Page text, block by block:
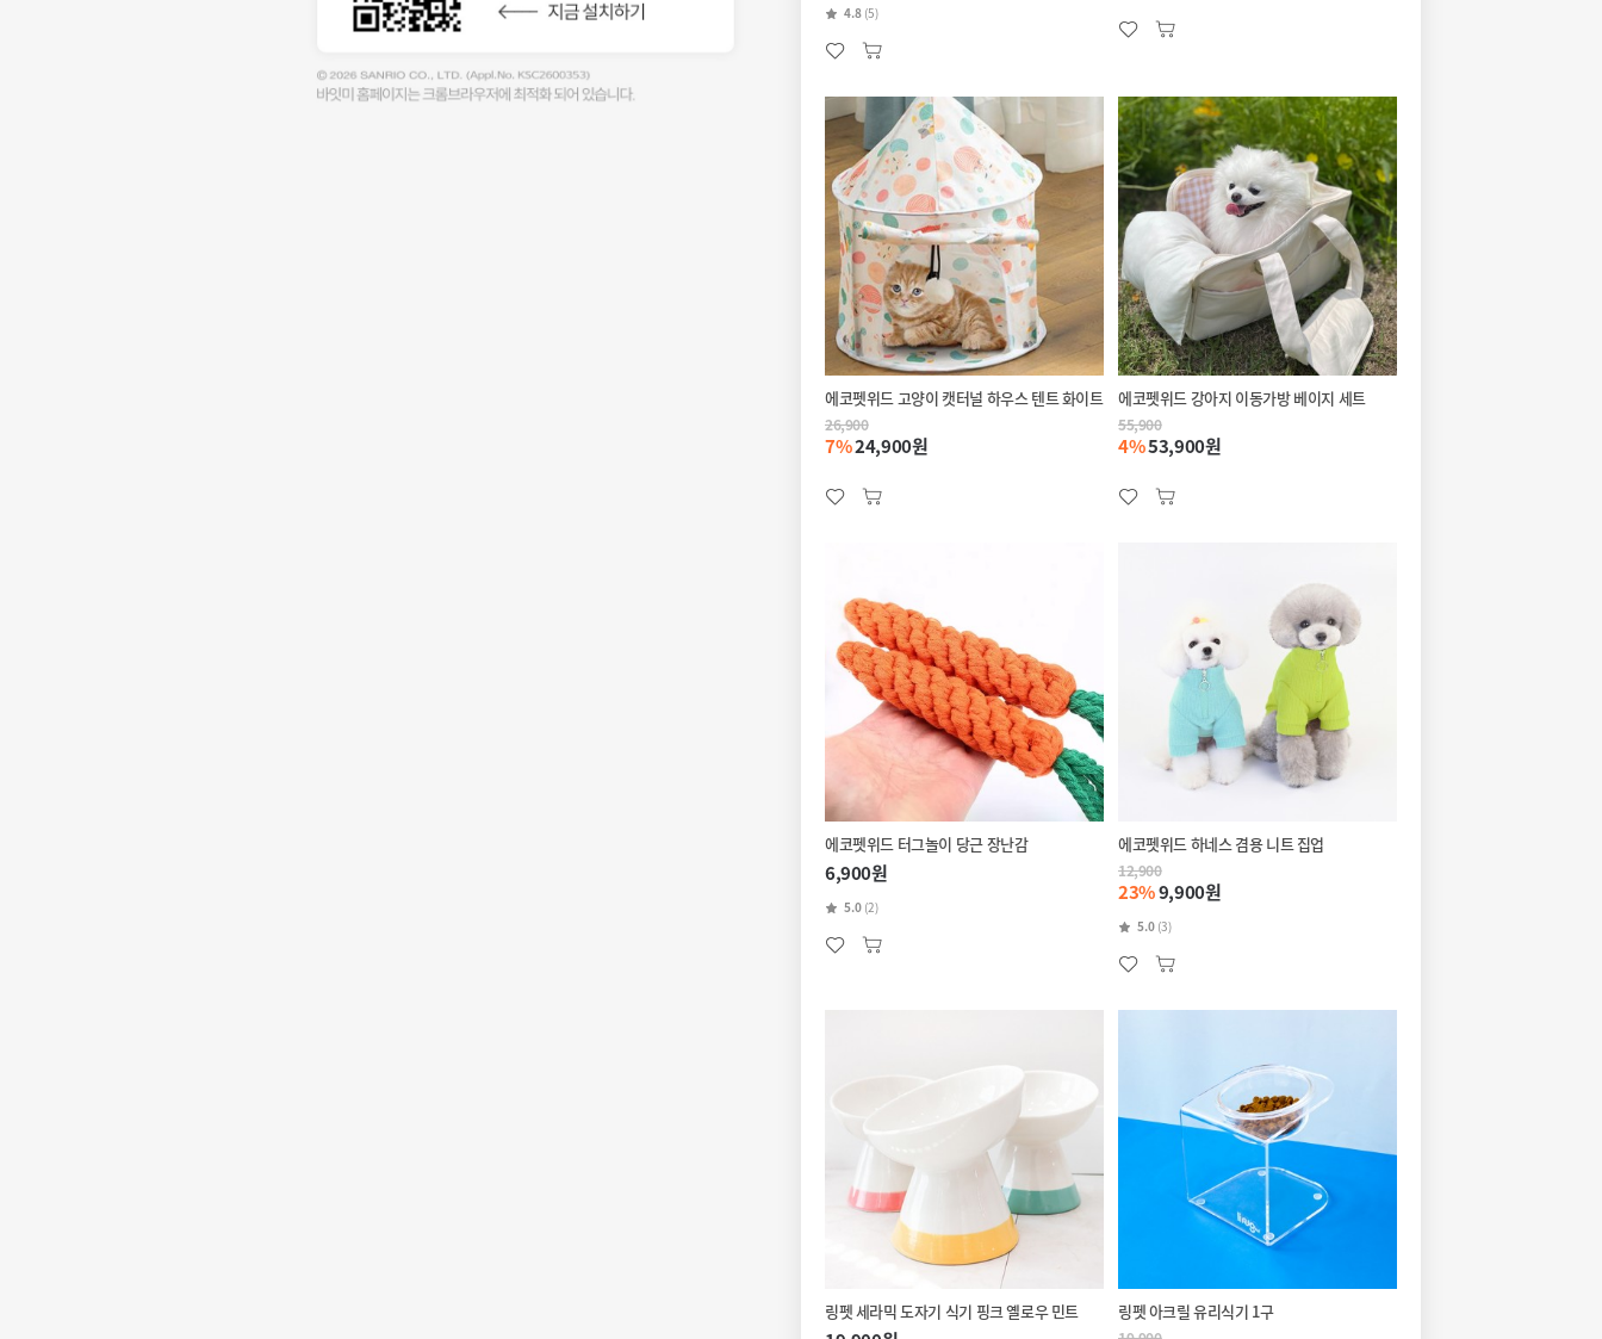
4.8 (5)
에코펫위드 고양이 캣터널 하우스 텐트 화이트
26,900
7%24,900원
에코펫위드 강아지 이동가방 베이지 세트
55,900
4%53,900원
에코펫위드 터그놀이 당근 장난감
6,900원
5.0 (2)
에코펫위드 하네스 겸용 니트 집업
12,900
23%9,900원
5.0 (3)
링펫 세라믹 도자기 식기 핑크 옐로우 민트 링펫 아크릴 유리식기 1구